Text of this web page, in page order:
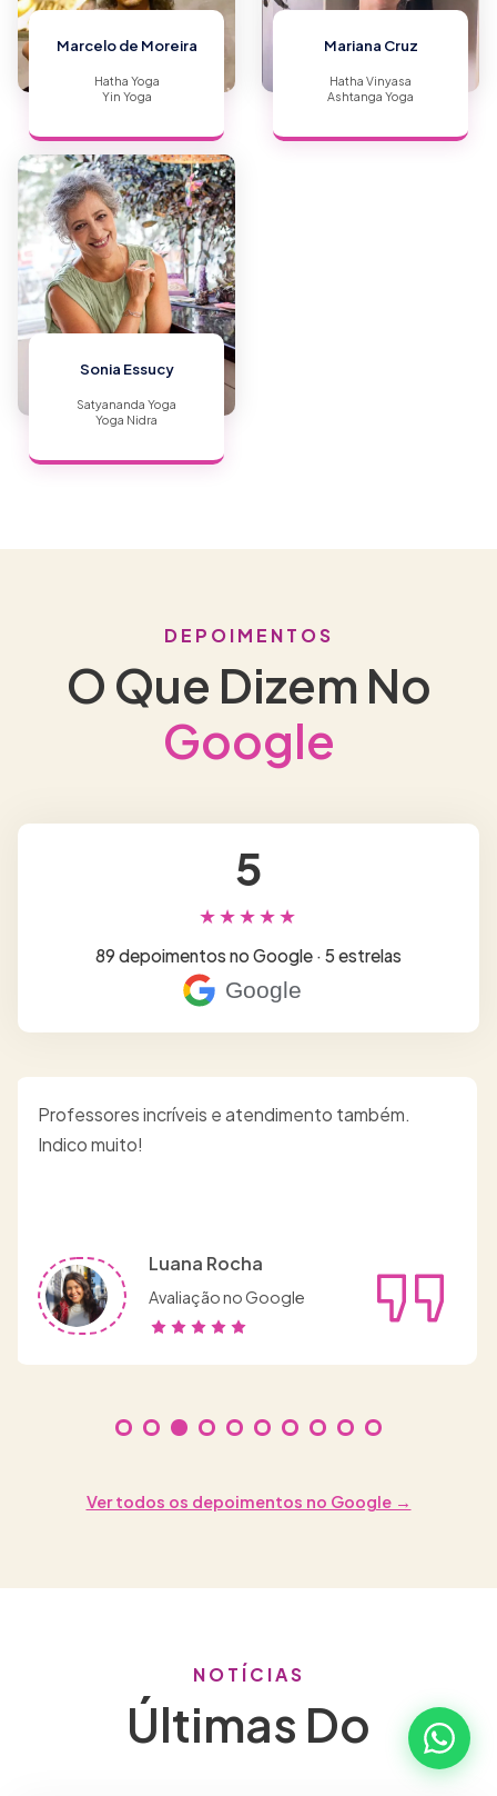
Marcelo de Moreira
Hatha Yoga
Yin Yoga
Mariana Cruz
Hatha Vinyasa
Ashtanga Yoga
Sonia Essucy
Satyananda Yoga
Yoga Nidra
DEPOIMENTOS
O Que Dizem No
Google
5
★★★★★
89 depoimentos no Google · 5 estrelas
Google
Foi uma experiência muito boa , divertida é
confortável.
jose Rio
Avaliação no Google
Ver todos os depoimentos no Google →
NOTÍCIAS
Últimas Do